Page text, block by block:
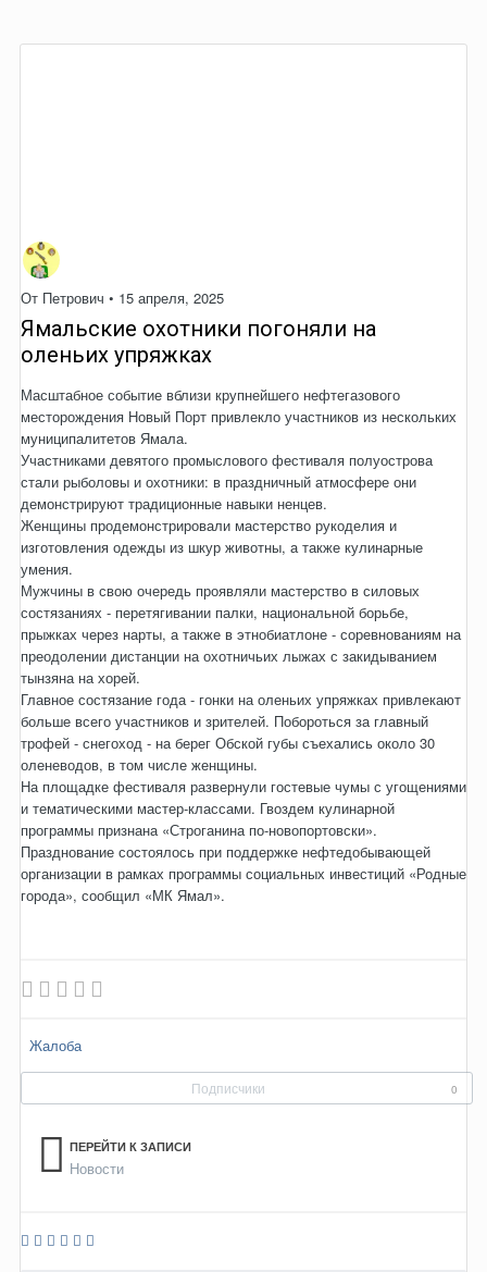
От Петрович • 15 апреля, 2025
Ямальские охотники погоняли на
оленьих упряжках
Масштабное событие вблизи крупнейшего нефтегазового
месторождения Новый Порт привлекло участников из нескольких
муниципалитетов Ямала.
Участниками девятого промыслового фестиваля полуострова
стали рыболовы и охотники: в праздничный атмосфере они
демонстрируют традиционные навыки ненцев.
Женщины продемонстрировали мастерство рукоделия и
изготовления одежды из шкур животны, а также кулинарные
умения.
Мужчины в свою очередь проявляли мастерство в силовых
состязаниях - перетягивании палки, национальной борьбе,
прыжках через нарты, а также в этнобиатлоне - соревнованиям на
преодолении дистанции на охотничьих лыжах с закидыванием
тынзяна на хорей.
Главное состязание года - гонки на оленьих упряжках привлекают
больше всего участников и зрителей. Побороться за главный
трофей - снегоход - на берег Обской губы съехались около 30
оленеводов, в том числе женщины.
На площадке фестиваля развернули гостевые чумы с угощениями
и тематическими мастер-классами. Гвоздем кулинарной
программы признана «Строганина по-новопортовски».
Празднование состоялось при поддержке нефтедобывающей
организации в рамках программы социальных инвестиций «Родные
города», сообщил «МК Ямал».
Жалоба
Подписчики 0
ПЕРЕЙТИ К ЗАПИСИ
Новости